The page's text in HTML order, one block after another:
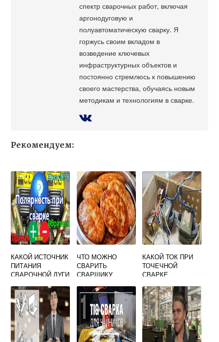
спектр сварочных работ, включая
аргонодуговую и
полуавтоматическую сварку. Я
горжусь своим вкладом в
возведение ключевых
инфраструктурных объектов и
постоянно стремлюсь к повышению
своего мастерства, обучаясь новым
методикам и технологиям в сварке.
Рекомендуем:
КАКОЙ ИСТОЧНИК
ПИТАНИЯ
СВАРОЧНОЙ ДУГИ
ПРИМЕНЯТЬ В
ПОЛЕВЫХ
УСЛОВИЯХ
ЧТО МОЖНО
СВАРИТЬ
СВАРЩИКУ
КАКОЙ ТОК ПРИ
ТОЧЕЧНОЙ
СВАРКЕ